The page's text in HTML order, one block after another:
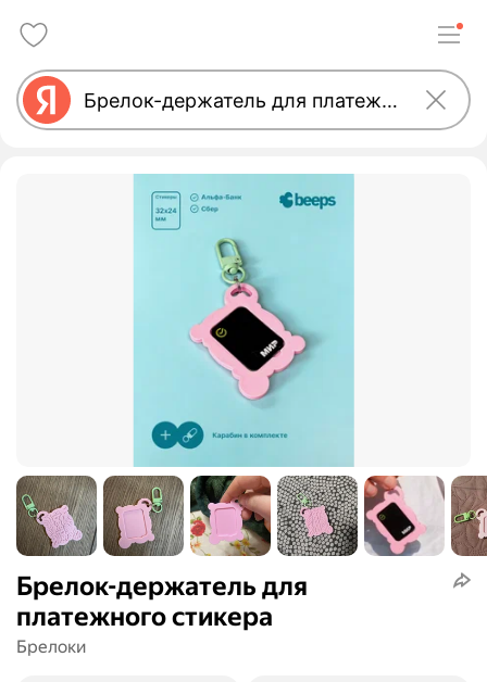
Брелок-держатель для
платежного стикера
Брелоки